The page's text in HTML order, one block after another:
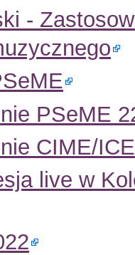
-
PSeME
CIME/
live w